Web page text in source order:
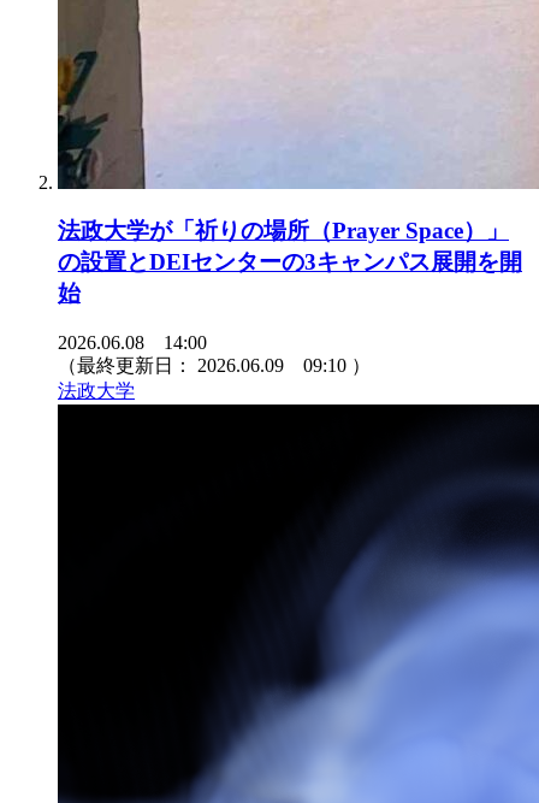
法政大学が「祈りの場所（Prayer Space）」
の設置とDEIセンターの3キャンパス展開を開
始
2026.06.08 14:00
（最終更新日： 2026.06.09 09:10 ）
法政大学